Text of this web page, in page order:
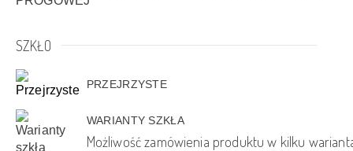
SZKŁO
PRZEJRZYSTE
WARIANTY SZKŁA
Możliwość zamówienia produktu w kilku